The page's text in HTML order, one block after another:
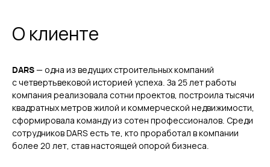
О клиенте
DARS — одна из ведущих строительных компаний
с четвертьвековой историей успеха. За 25 лет работы
компания реализовала сотни проектов, построила тысячи
квадратных метров жилой и коммерческой недвижимости,
сформировала команду из сотен профессионалов. Среди
сотрудников DARS есть те, кто проработал в компании
более 20 лет, став настоящей опорой бизнеса.